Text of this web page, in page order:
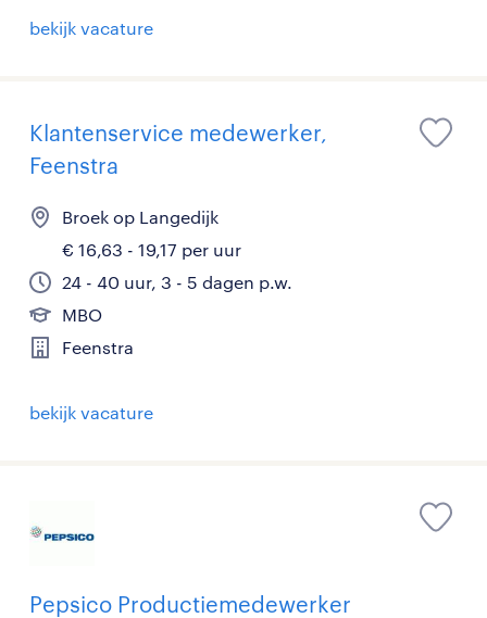
bekijk vacature
Klantenservice medewerker,
Feenstra
Broek op Langedijk
€ 16,63 - 19,17 per uur
24 - 40 uur, 3 - 5 dagen p.w.
MBO
Feenstra
bekijk vacature
Pepsico Productiemedewerker